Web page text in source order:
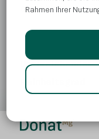
Rahmen Ihrer
einsehbar
Unzureichender